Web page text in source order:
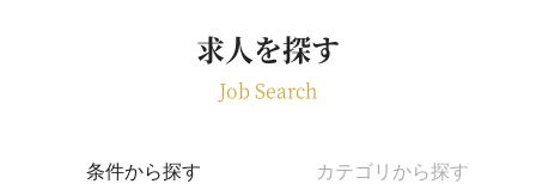
求人を探す
Job Search
条件から探す カテゴリから探す